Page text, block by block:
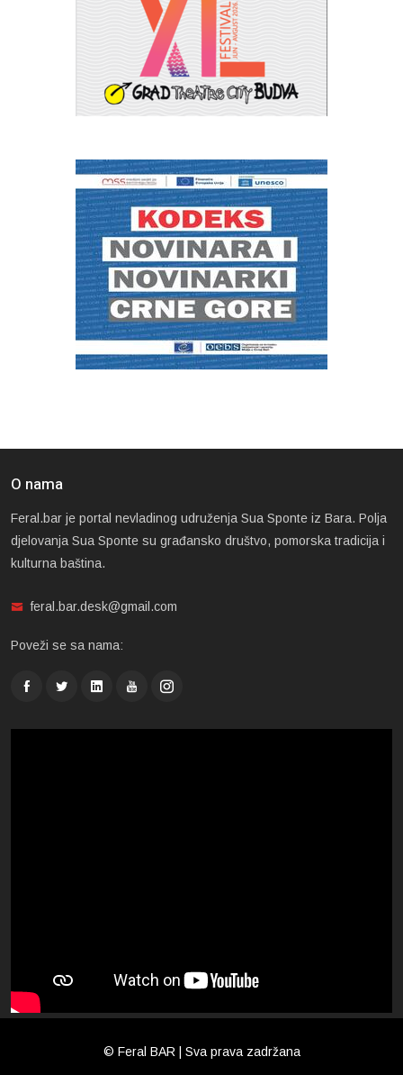
O nama
Feral.bar je portal nevladinog udruženja Sua Sponte iz Bara. Polja
djelovanja Sua Sponte su građansko društvo, pomorska tradicija i
kulturna baština.
feral.bar.desk@gmail.com
Poveži se sa nama:
© Feral BAR | Sva prava zadržana